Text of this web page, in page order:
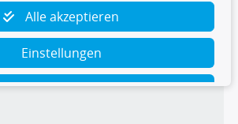
Alle akzeptieren
Einstellungen
Ablehnen